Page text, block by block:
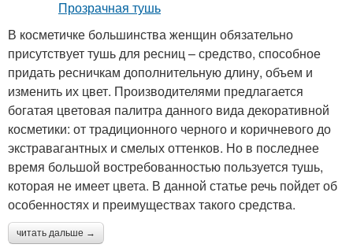
В косметичке большинства женщин обязательно
присутствует тушь для ресниц – средство, способное
придать ресничкам дополнительную длину, объем и
изменить их цвет. Производителями предлагается
богатая цветовая палитра данного вида декоративной
косметики: от традиционного черного и коричневого до
экстравагантных и смелых оттенков. Но в последнее
время большой востребованностью пользуется тушь,
которая не имеет цвета. В данной статье речь пойдет об
особенностях и преимуществах такого средства.
читать дальше →